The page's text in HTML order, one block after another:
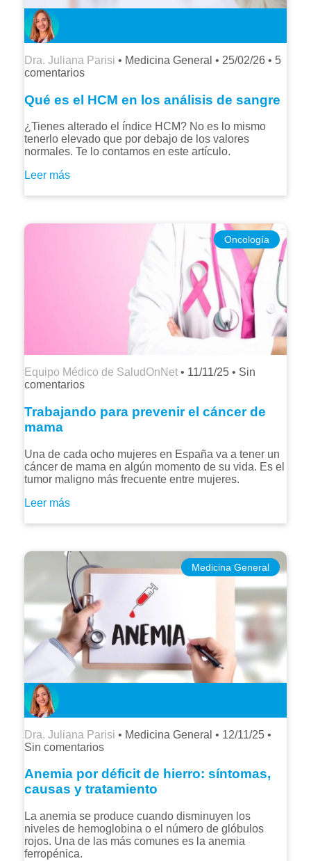
Dra. Juliana Parisi • Medicina General • 25/02/26 • 5
comentarios
Qué es el HCM en los análisis de sangre
¿Tienes alterado el índice HCM? No es lo mismo
tenerlo elevado que por debajo de los valores
normales. Te lo contamos en este artículo.
Leer más
Oncología
Equipo Médico de SaludOnNet • 11/11/25 • Sin
comentarios
Trabajando para prevenir el cáncer de
mama
Una de cada ocho mujeres en España va a tener un
cáncer de mama en algún momento de su vida. Es el
tumor maligno más frecuente entre mujeres.
Leer más
Medicina General
Dra. Juliana Parisi • Medicina General • 12/11/25 •
Sin comentarios
Anemia por déficit de hierro: síntomas,
causas y tratamiento
La anemia se produce cuando disminuyen los
niveles de hemoglobina o el número de glóbulos
rojos. Una de las más comunes es la anemia
ferropénica.